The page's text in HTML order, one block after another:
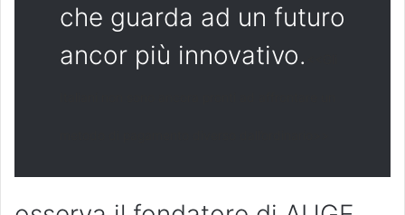
che guarda ad un futuro
ancor più innovativo.